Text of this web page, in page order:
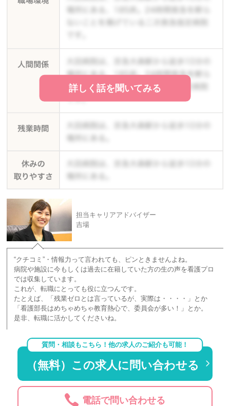
詳しく話を聞いてみる
担当キャリアアドバイザー
吉場
“クチコミ”・情報力って言われても、ピンときませんよね。
病院や施設に今もしくは過去に在籍していた方の生の声を看護プロ
では収集しています。
これが、転職にとっても役に立つんです。
たとえば、「残業ゼロとは言っているが、実際は・・・・」とか
「看護部長はめちゃめちゃ教育熱心で、委員会が多い！」とか。
是非、転職に活かしてくださいね。
質問・相談もこちら！他の求人のご紹介も可能！
（無料）この求人に問い合わせる
電話で問い合わせる